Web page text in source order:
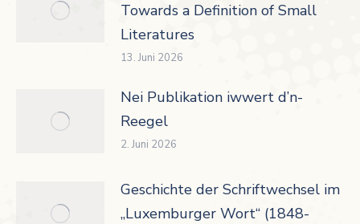
Towards a Definition of Small
Literatures
13. Juni 2026
Nei Publikation iwwert d’n-
Reegel
2. Juni 2026
Geschichte der Schriftwechsel im
„Luxemburger Wort“ (1848-